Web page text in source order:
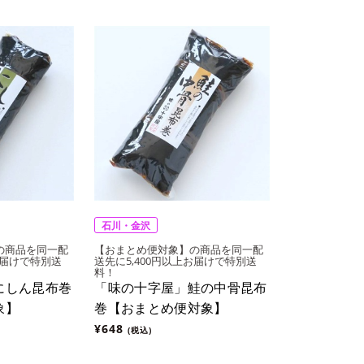
商品を同一配
けで特別送
しん昆布巻
石川・金沢
【おまとめ便対象】の商品を同一配
送先に5,400円以上お届けで特別送
料！
「味の十字屋」鮭の中骨昆布
巻【おまとめ便対象】
¥648(税込)